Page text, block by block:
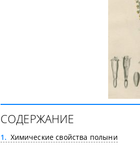
СОДЕРЖАНИЕ
1
Химические свойства полыни